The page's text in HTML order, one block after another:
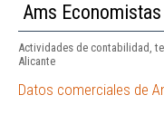
Ams
Actividades de contabilidad,
Alicante
Datos comerciales de